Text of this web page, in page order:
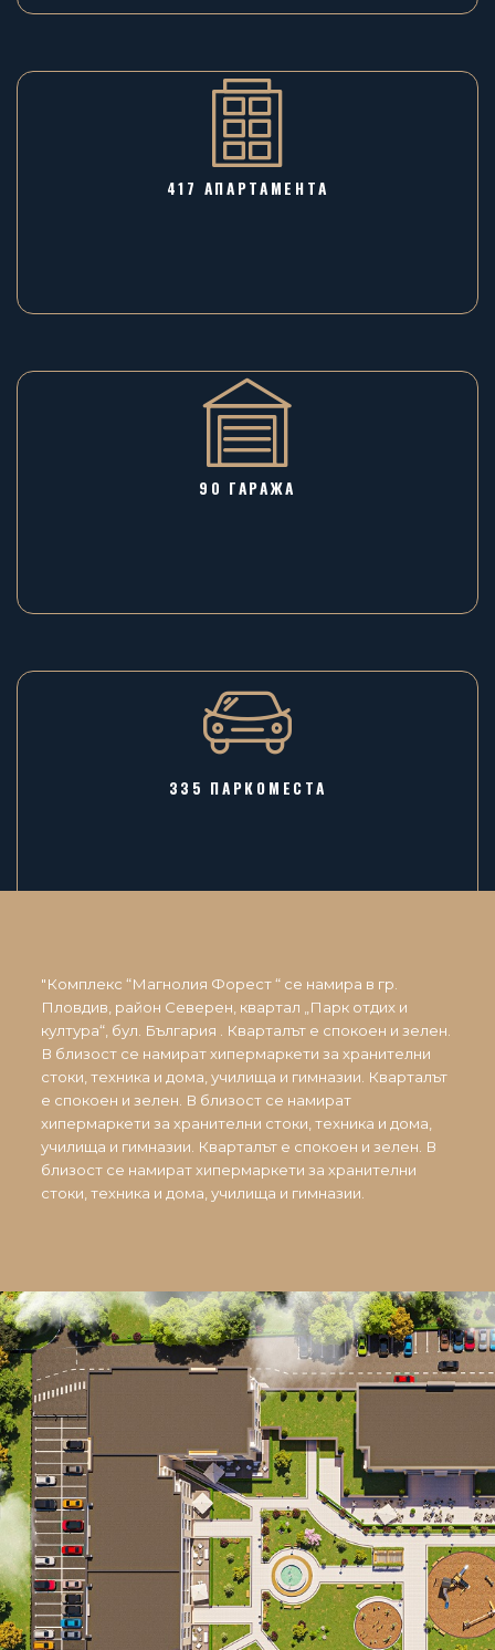
417 АПАРТАМЕНТА
90 ГАРАЖA
335 ПАРКОМЕСТА
"Комплекс “Магнолия Форест “ се намира в гр.
Пловдив, район Северен, квартал „Парк отдих и
култура“, бул. България . Кварталът е спокоен и зелен.
В близост се намират хипермаркети за хранителни
стоки, техника и дома, училища и гимназии. Кварталът
е спокоен и зелен. В близост се намират
хипермаркети за хранителни стоки, техника и дома,
училища и гимназии. Кварталът е спокоен и зелен. В
близост се намират хипермаркети за хранителни
стоки, техника и дома, училища и гимназии.